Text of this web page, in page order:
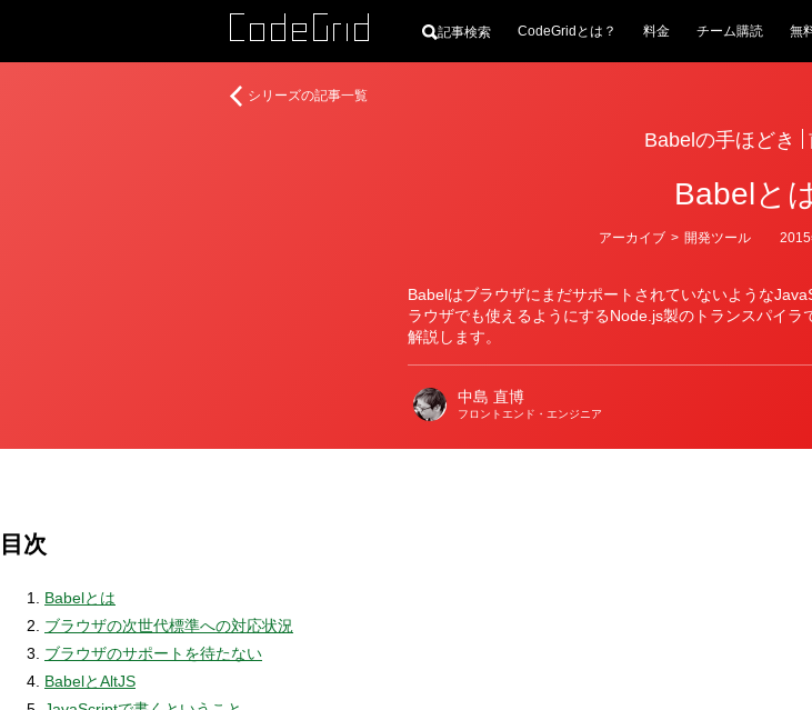
記事検索 CodeGridとは？ 料金 チーム購読 無
Babelの手ほどき
Babelと
Babelはブラウザにまだサポートされていないような
ラウザでも使えるようにするNode.js製のトランスパイ
解説します。
カ
ー
アーカイブ > 開発ツール 2015
中島 直博
フロントエンド・エンジニア
Babel
シリーズの記事一覧
目次
Babelとは
ブラウザの次世代標準への対応状況
ブラウザのサポートを待たない
BabelとAltJS